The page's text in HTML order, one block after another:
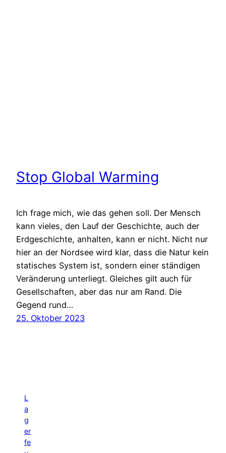
Stop Global Warming
Ich frage mich, wie das gehen soll. Der Mensch
kann vieles, den Lauf der Geschichte, auch der
Erdgeschichte, anhalten, kann er nicht. Nicht nur
hier an der Nordsee wird klar, dass die Natur kein
statisches System ist, sondern einer ständigen
Veränderung unterliegt. Gleiches gilt auch für
Gesellschaften, aber das nur am Rand. Die
Gegend rund…
25. Oktober 2023
L
a
g
er
fe